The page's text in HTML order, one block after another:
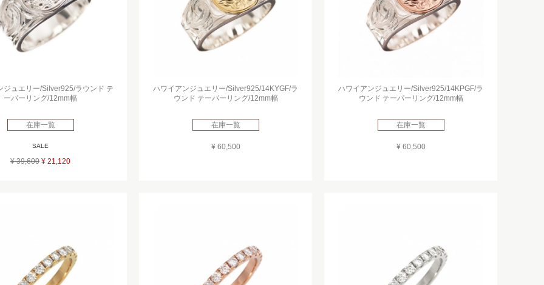
ジュエリー/Silver925/ラウンド テ
ーパーリング/12mm幅
在庫一覧
SALE
¥ 39,600 ¥ 21,120
ハワイアンジュエリー/Silver925/14KYGF/ラ
ウンド テーパーリング/12mm幅
在庫一覧
¥ 60,500
ハワイアンジュエリー/Silver925/14KPGF/ラ
ウンド テーパーリング/12mm幅
在庫一覧
¥ 60,500